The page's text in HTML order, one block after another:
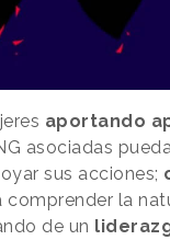
aportando
asociadas
sus acciones;
comprender la
de un